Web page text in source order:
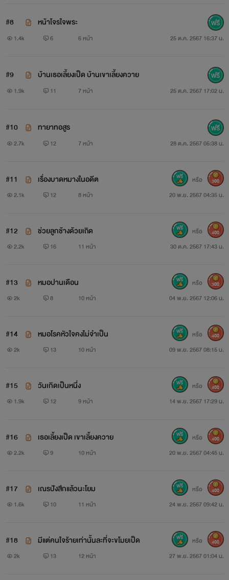
#8 หน้าโจรใจพระ
1.4k 6 6 หน้า 25 ต.ค. 2567 16:37 น.
#9 บ้านเธอเลี้ยงเป็ด บ้านเขาเลี้ยงควาย
1.9k 11 7 หน้า 25 ต.ค. 2567 17:02 น.
#10 ทายาทอสูร
2.7k 12 7 หน้า 28 ต.ค. 2567 05:38 น.
#11 เรื่องบาดหมางในอดีต
2.1k 12 8 หน้า 20 พ.ย. 2567 04:35 น.
หรือ 300
#12 ช่วยลูกช้างด้วยเถิด
2.2k 16 11 หน้า 30 ต.ค. 2567 17:43 น.
หรือ 400
#13 หมอปานเดือน
2k 8 10 หน้า 04 พ.ย. 2567 12:06 น.
หรือ 300
#14 หมอโรคหัวใจคงไม่จำเป็น
2k 13 10 หน้า 09 พ.ย. 2567 08:15 น.
หรือ 400
#15 วันเกิดเป็นหนึ่ง
1.9k 12 9 หน้า 14 พ.ย. 2567 17:29 น.
หรือ 400
#16 เธอเลี้ยงเป็ด เขาเลี้ยงควาย
2.2k 9 10 หน้า 20 พ.ย. 2567 04:45 น.
หรือ 400
#17 เณรปังสึกแล้วนะโยม
1.6k 10 11 หน้า 24 พ.ย. 2567 09:42 น.
หรือ 400
#18 มีแต่คนใจร้ายเท่านั้นละที่จะขโมยเป็ด
2k 13 12 หน้า 27 พ.ย. 2567 01:04 น.
หรือ 400